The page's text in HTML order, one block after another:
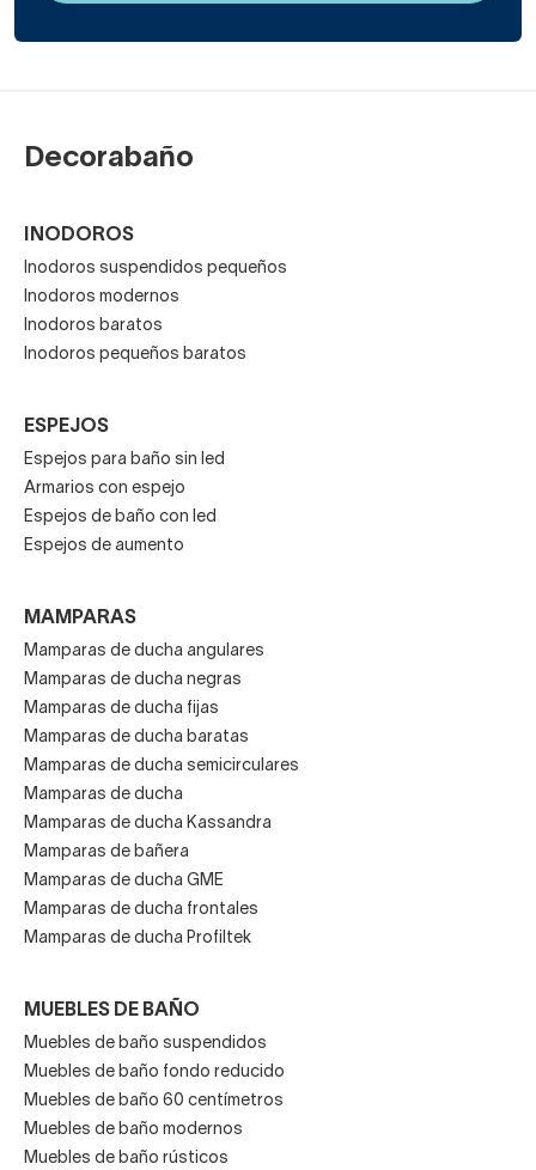
Decorabaño
INODOROS
Inodoros suspendidos pequeños
Inodoros modernos
Inodoros baratos
Inodoros pequeños baratos
ESPEJOS
Espejos para baño sin led
Armarios con espejo
Espejos de baño con led
Espejos de aumento
MAMPARAS
Mamparas de ducha angulares
Mamparas de ducha negras
Mamparas de ducha fijas
Mamparas de ducha baratas
Mamparas de ducha semicirculares
Mamparas de ducha
Mamparas de ducha Kassandra
Mamparas de bañera
Mamparas de ducha GME
Mamparas de ducha frontales
Mamparas de ducha Profiltek
MUEBLES DE BAÑO
Muebles de baño suspendidos
Muebles de baño fondo reducido
Muebles de baño 60 centímetros
Muebles de baño modernos
Muebles de baño rústicos